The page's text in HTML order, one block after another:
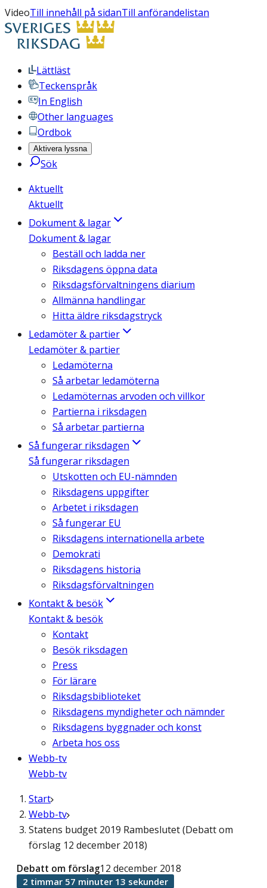
VideoTill innehåll på sidanTill anförandelistan
Lättläst
Teckenspråk
In English
Other languages
Ordbok
Aktivera lyssna
Sök
Aktuellt
Aktuellt
Dokument & lagar
Dokument & lagar
Beställ och ladda ner
Riksdagens öppna data
Riksdagsförvaltningens diarium
Allmänna handlingar
Hitta äldre riksdagstryck
Ledamöter & partier
Ledamöter & partier
Ledamöterna
Så arbetar ledamöterna
Ledamöternas arvoden och villkor
Partierna i riksdagen
Så arbetar partierna
Så fungerar riksdagen
Så fungerar riksdagen
Utskotten och EU-nämnden
Riksdagens uppgifter
Arbetet i riksdagen
Så fungerar EU
Riksdagens internationella arbete
Demokrati
Riksdagens historia
Riksdagsförvaltningen
Kontakt & besök
Kontakt & besök
Kontakt
Besök riksdagen
Press
För lärare
Riksdagsbiblioteket
Riksdagens myndigheter och nämnder
Riksdagens byggnader och konst
Arbeta hos oss
Webb-tv
Webb-tv
Start
Webb-tv
Statens budget 2019 Rambeslutet (Debatt om
förslag 12 december 2018)
Debatt om förslag12 december 2018
2 timmar 57 minuter 13 sekunder